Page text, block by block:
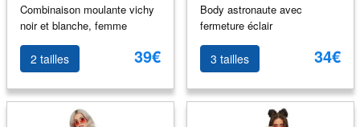
Combinaison moulante vichy
noir et blanche, femme
2 tailles 39€
Body astronaute avec
fermeture éclair
3 tailles 34€